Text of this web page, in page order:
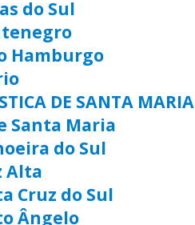
do Sul
Hamburgo
DE SANTA MARIA
Santa Maria
do Sul
Alta
Cruz do Sul
Ângelo